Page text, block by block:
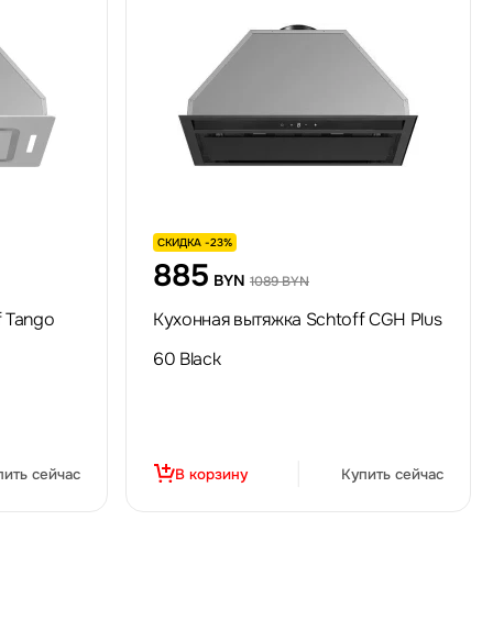
сейчас
СКИДКА -23%
885 BYN 1089 BYN
Кухонная вытяжка Schtoff CGH Plus
60 Black
В корзину Купить сейчас